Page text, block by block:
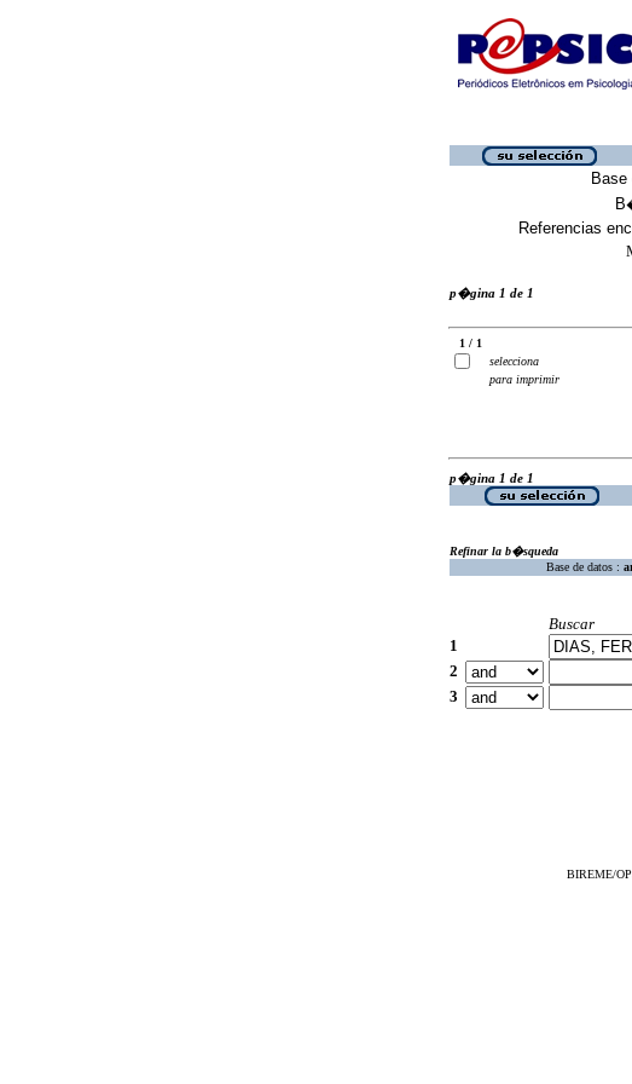
Base
Referencias
p�gina 1 de 1
1 / 1
selecciona
para imprimir
p�gina 1 de 1
Refinar la b�squeda
Base de datos :
Buscar
1
2
3
BIREME/